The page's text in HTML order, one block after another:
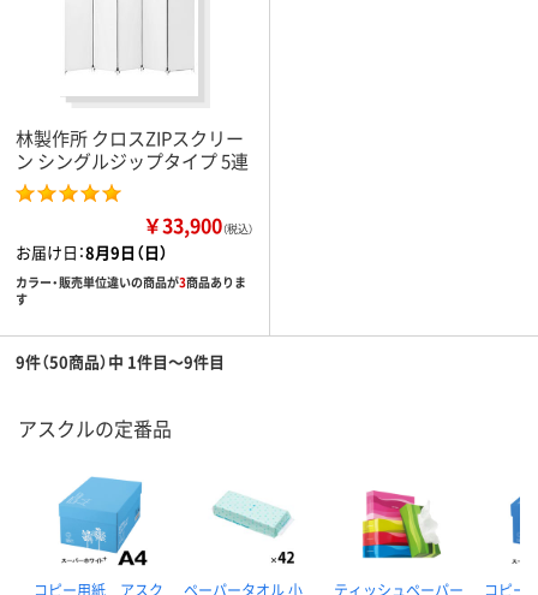
林製作所 クロスZIPスクリー
ン シングルジップタイプ 5連
￥33,900（税込）
お届け日：8月9日（日）
カラー・販売単位違いの商品が3商品ありま
す
9件（50商品）中 1件目～9件目
アスクルの定番品
コピー用紙 アスク
ペーパータオル 小
ティッシュペーパー
コピー